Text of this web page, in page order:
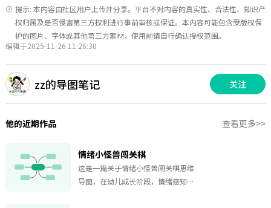
提示: 本内容由社区用户上传并分享。平台不对内容的真实性、合法性、知识产
权归属及是否侵害第三方权利进行事前审核或保证。本内容可能包含受版权保
护的图片、字体或其他第三方素材，使用前请自行确认授权范围。
编辑于2025-11-26 11:26:30
zz的导图笔记 关注
他的近期作品 查看更多>>
情绪小怪兽闯关棋
这是一篇关于情绪小怪兽闯关棋思维
导图，在幼儿成长阶段，情绪感知与